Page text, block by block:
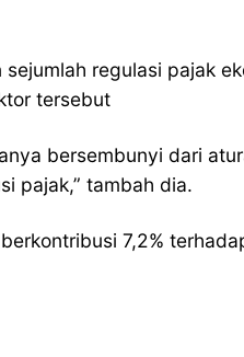
regulasi pajak
tersebut
bersembunyi dari
pajak,” tambah dia.
7,2%